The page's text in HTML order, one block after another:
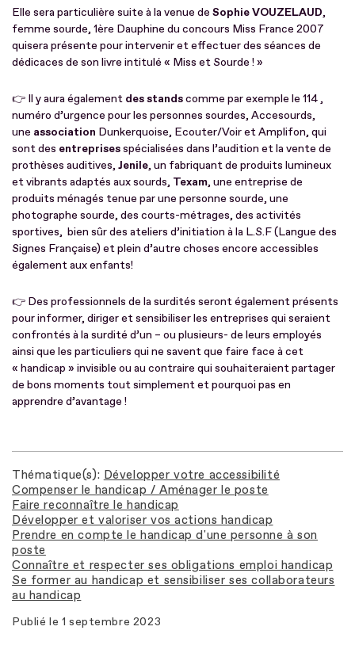
Elle sera particulière suite à la venue de Sophie VOUZELAUD,
femme sourde, 1ère Dauphine du concours Miss France 2007
quisera présente pour intervenir et effectuer des séances de
dédicaces de son livre intitulé « Miss et Sourde ! »
👉 Il y aura également des standscomme par exemple le 114 ,
numéro d’urgence pour les personnes sourdes, Accesourds,
une association Dunkerquoise, Ecouter/Voir et Amplifon, qui
sont des entreprisesspécialisées dans l’audition et la vente de
prothèses auditives, Jenile, un fabriquant de produits lumineux
et vibrants adaptés aux sourds, Texam, une entreprise de
produits ménagés tenue par une personne sourde, une
photographe sourde, des courts-métrages, des activités
sportives, bien sûr des ateliers d’initiation à la L.S.F (Langue des
Signes Française) et plein d’autre choses encore accessibles
également aux enfants!
👉 Des professionnels de la surdités seront également présents
pour informer, diriger et sensibiliser les entreprises qui seraient
confrontés à la surdité d’un – ou plusieurs- de leurs employés
ainsi que les particuliers qui ne savent que faire face à cet
« handicap » invisible ou au contraire qui souhaiteraient partager
de bons moments tout simplement et pourquoi pas en
apprendre d’avantage !
Thématique(s) Développer votre accessibilité
Compenser le handicap / Aménager le poste
Faire reconnaître le handicap
Développer et valoriser vos actions handicap
Prendre en compte le handicap d'une personne à son
poste
Connaître et respecter ses obligations emploi handicap
Se former au handicap et sensibiliser ses collaborateurs
au handicap
Publié le 1 septembre 2023